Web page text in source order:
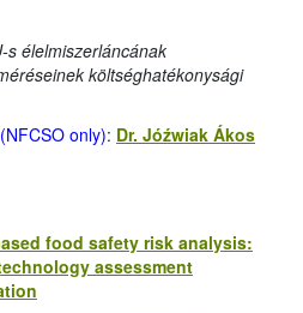
s élelmiszerláncának
költséghatékonysági
only): Dr. Jóźwiak Ákos
food safety risk analysis:
assessment